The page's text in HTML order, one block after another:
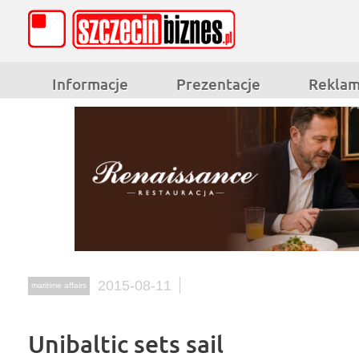
Informacje Prezentacje
maritime affairs 2015-08-11
Unibaltic sets sail